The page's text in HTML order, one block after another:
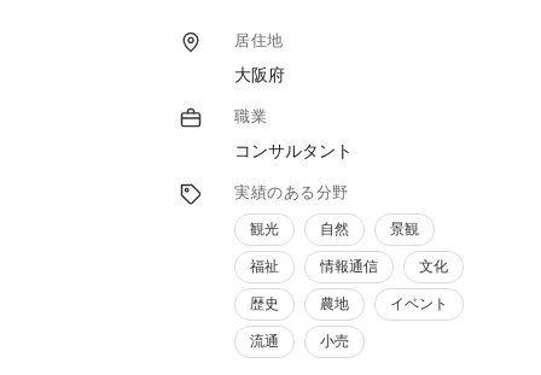
外でセミナーや学会などでも登壇していま
す。
SNS社会において、事業者様に何が必要なの
かを見極め、レベルに合った売り上げを上げ
る支援をさせていただきます。
居住地
大阪府
職業
コンサルタント
実績のある分野
観光 自然 景観
福祉 情報通信 文化
歴史 農地 イベント
流通 小売